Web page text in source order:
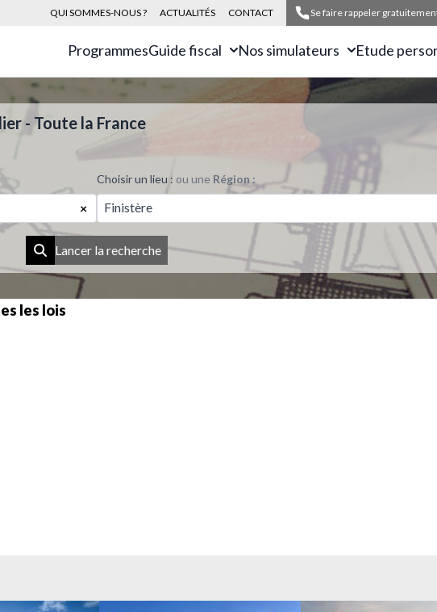
QUI SOMMES-NOUS ? ACTUALITÉS CONTACT Se faire rappeler
ProgrammesGuide fiscal Nos simulateurs Etude
- Toute la France
×
Choisir un lieu : ou une Région :
Finistère
Lancer la recherche
les lois